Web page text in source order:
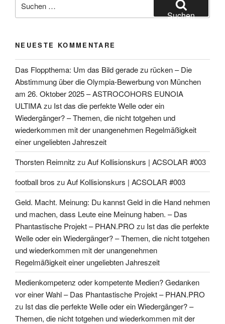
nach:
Suchen
NEUESTE KOMMENTARE
Das Floppthema: Um das Bild gerade zu rücken – Die
Abstimmung über die Olympia-Bewerbung von München
am 26. Oktober 2025 – ASTROCOHORS EUNOIA
ULTIMAzu Ist das die perfekte Welle oder ein
Wiedergänger? – Themen, die nicht totgehen und
wiederkommen mit der unangenehmen Regelmäßigkeit
einer ungeliebten Jahreszeit
Thorsten Reimnitz zuAuf Kollisionskurs | ACSOLAR #003
football bros zuAuf Kollisionskurs | ACSOLAR #003
Geld. Macht. Meinung: Du kannst Geld in die Hand nehmen
und machen, dass Leute eine Meinung haben. – Das
Phantastische Projekt – PHAN.PRO zu Ist das die perfekte
Welle oder ein Wiedergänger? – Themen, die nicht totgehen
und wiederkommen mit der unangenehmen
Regelmäßigkeit einer ungeliebten Jahreszeit
Medienkompetenz oder kompetente Medien? Gedanken
vor einer Wahl – Das Phantastische Projekt – PHAN.PRO
zu Ist das die perfekte Welle oder ein Wiedergänger? –
Themen, die nicht totgehen und wiederkommen mit der